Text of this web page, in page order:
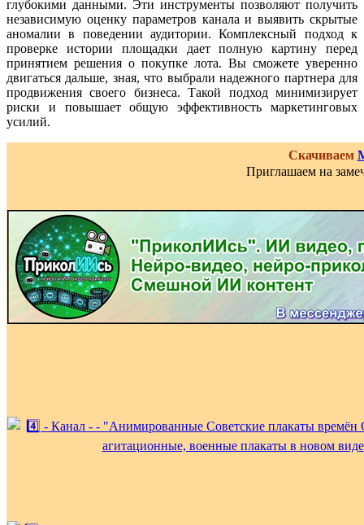
глубокими данными. Эти инструменты позволяют получить
независимую оценку параметров канала и выявить скрытые
аномалии в поведении аудитории. Комплексный подход к
проверке истории площадки дает полную картину перед
принятием решения о покупке лота. Вы сможете уверенно
двигаться дальше, зная, что выбрали надежного партнера для
продвижения своего бизнеса. Такой подход минимизирует
риски и повышает общую эффективность маркетинговых
усилий.
Скачиваем
Приглашаем на